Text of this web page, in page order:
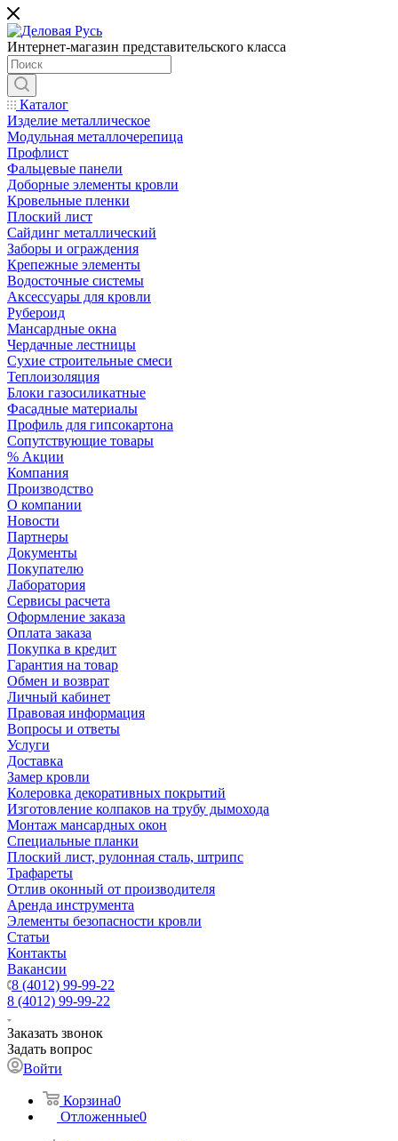
Интернет-магазин представительского класса
Каталог
Изделие металлическое
Модульная металлочерепица
Профлист
Фальцевые панели
Доборные элементы кровли
Кровельные пленки
Плоский лист
Сайдинг металлический
Заборы и ограждения
Крепежные элементы
Водосточные системы
Аксессуары для кровли
Рубероид
Мансардные окна
Чердачные лестницы
Сухие строительные смеси
Теплоизоляция
Блоки газосиликатные
Фасадные материалы
Профиль для гипсокартона
Сопутствующие товары
% Акции
Компания
Производство
О компании
Новости
Партнеры
Документы
Покупателю
Лаборатория
Сервисы расчета
Оформление заказа
Оплата заказа
Покупка в кредит
Гарантия на товар
Обмен и возврат
Личный кабинет
Правовая информация
Вопросы и ответы
Услуги
Доставка
Замер кровли
Колеровка декоративных покрытий
Изготовление колпаков на трубу дымохода
Монтаж мансардных окон
Специальные планки
Плоский лист, рулонная сталь, штрипс
Трафареты
Отлив оконный от производителя
Аренда инструмента
Элементы безопасности кровли
Статьи
Контакты
Вакансии
8 (4012) 99-99-22
8 (4012) 99-99-22
Заказать звонок
Задать вопрос
Войти
Корзина0
Отложенные0